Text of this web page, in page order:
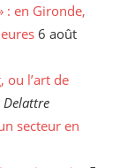
: en Gironde,
6 août
ou l’art de
Delattre
secteur en